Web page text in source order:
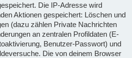
Die IP-Adresse wird
Aktionen gespeichert: Löschen und
(dazu zählen Private Nachrichten
an zentralen Profildaten (E-
Benutzer-Passwort) und
Die von deinem Browser